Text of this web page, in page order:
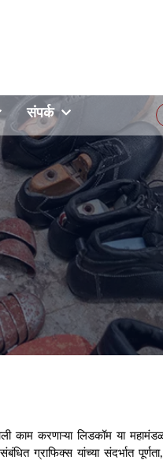
संपर्क
काम करणाऱ्या लिडकॉम या
ग्राफिक्स यांच्या संदर्भात